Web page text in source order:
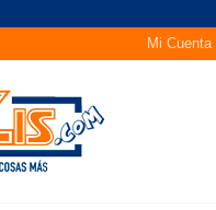
Mi Cuenta